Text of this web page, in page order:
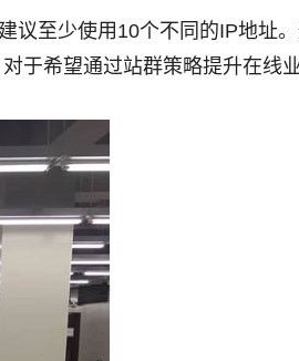
议至少使用10个不同的IP地址
于希望通过站群策略提升在线